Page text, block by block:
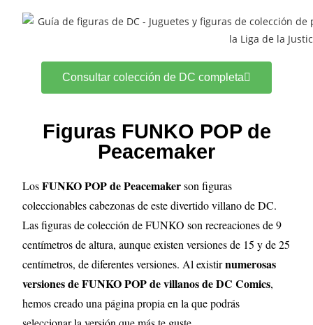
Consultar colección de DC completa
Figuras FUNKO POP de
Peacemaker
LosFUNKO POP dePeacemakerson figuras
coleccionables cabezonas de este divertido villano de DC.
Las figuras de colección de FUNKO son recreaciones de 9
centímetros de altura, aunque existen versiones de 15 y de 25
centímetros, de diferentes versiones. Al existirnumerosas
versiones de FUNKO POP de villanos de DC Comics,
hemos creado una página propia en la que podrás